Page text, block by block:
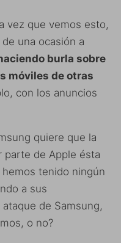
vez que vemos esto,
una ocasión a
burla sobre
móviles de otras
con los anuncios
quiere que la
parte de Apple ésta
hemos tenido ningún
a sus
de Samsung,
o no?